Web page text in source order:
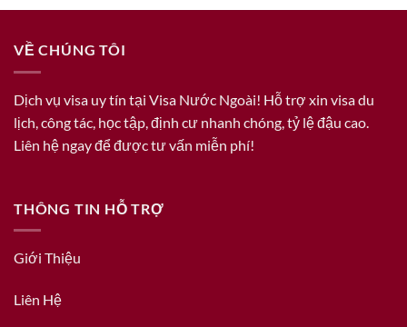
VỀ CHÚNG TÔI
Dịch vụ visa uy tín tại Visa Nước Ngoài! Hỗ trợ xin visa du
lịch, công tác, học tập, định cư nhanh chóng, tỷ lệ đậu cao.
Liên hệ ngay để được tư vấn miễn phí!
THÔNG TIN HỖ TRỢ
Giới Thiệu
Liên Hệ